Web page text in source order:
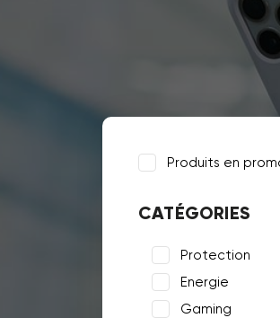
Produits en
CATÉGORIES
Protection
Energie
Gaming